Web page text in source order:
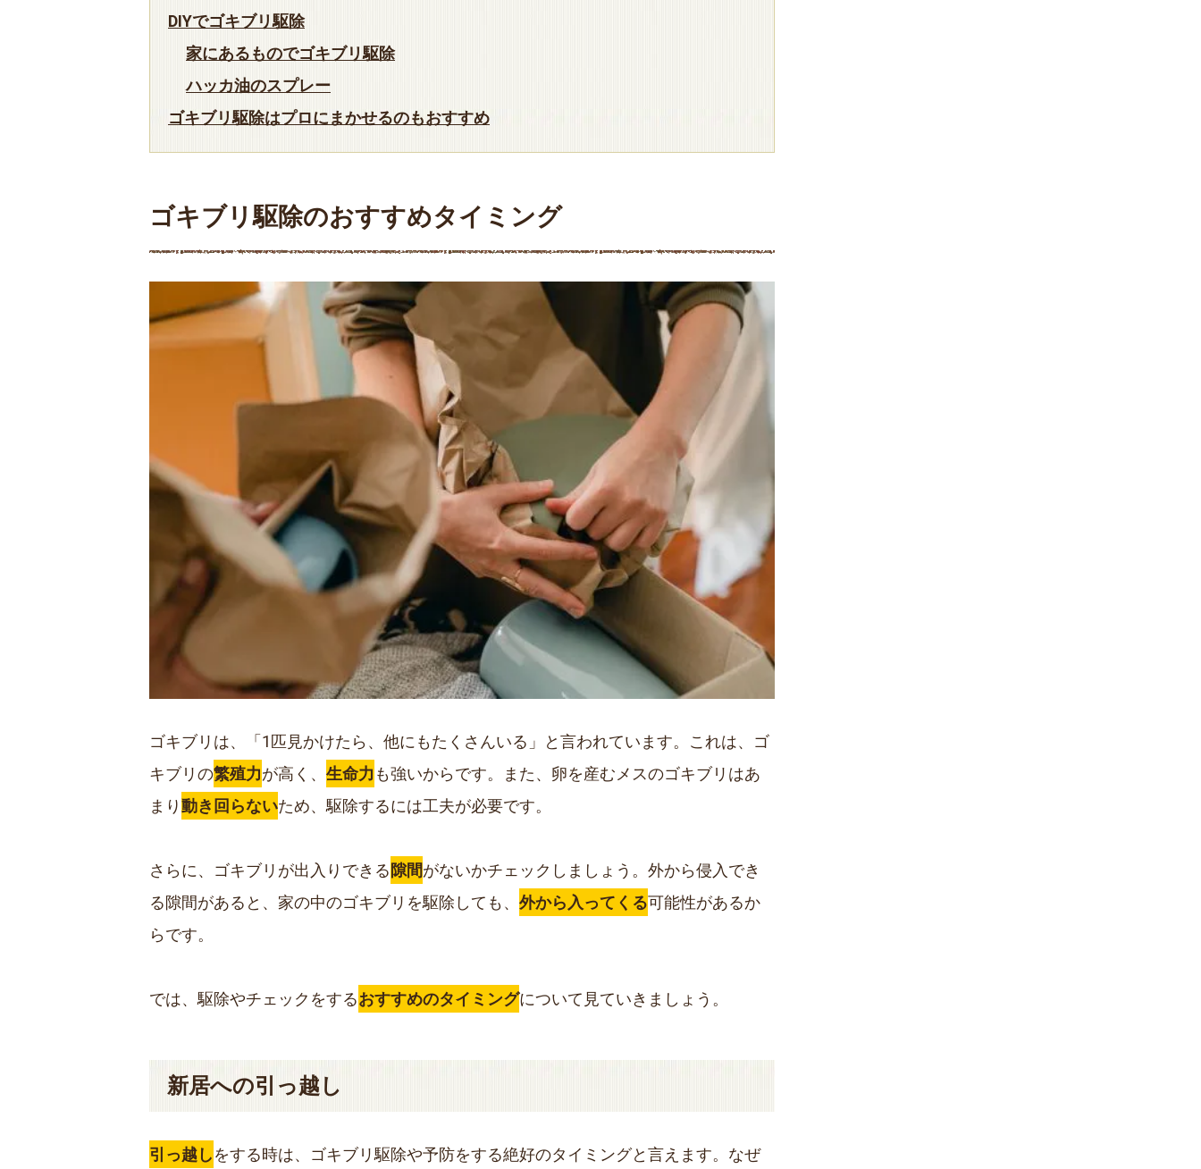
DIYでゴキブリ駆除
家にあるものでゴキブリ駆除
ハッカ油のスプレー
ゴキブリ駆除はプロにまかせるのもおすすめ
ゴキブリ駆除のおすすめタイミング
ゴキブリは、「1匹見かけたら、他にもたくさんいる」と言われています。これは、ゴ
キブリの繁殖力が高く、 生命力 も強いからです。また、卵を産むメスのゴキブリはあ
まり動き回らないため、駆除するには工夫が必要です。
さらに、ゴキブリが出入りできる隙間がないかチェックしましょう。外から侵入でき
る隙間があると、家の中のゴキブリを駆除しても、 外から入ってくる可能性があるか
らです。
では、駆除やチェックをするおすすめのタイミングについて見ていきましょう。
新居への引っ越し
引っ越しをする時は、ゴキブリ駆除や予防をする絶好のタイミングと言えます。なぜ